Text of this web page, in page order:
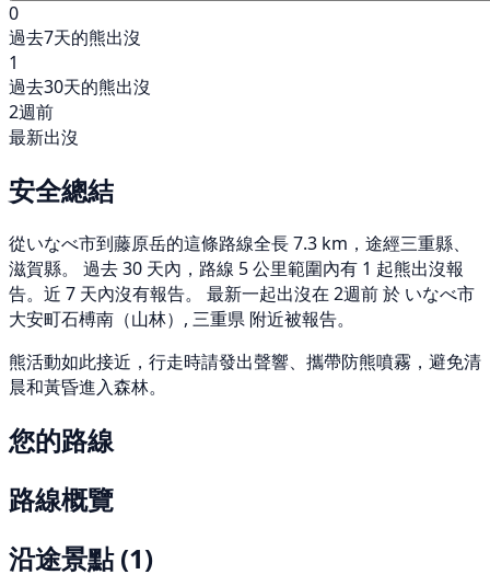
0
過去7天的熊出沒
1
過去30天的熊出沒
2週前
最新出沒
安全總結
從いなべ市到藤原岳的這條路線全長 7.3 km，途經三重縣、
滋賀縣。 過去 30 天內，路線 5 公里範圍內有 1 起熊出沒報
告。近 7 天內沒有報告。 最新一起出沒在 2週前 於 いなべ市
大安町石榑南（山林）, 三重県 附近被報告。
熊活動如此接近，行走時請發出聲響、攜帶防熊噴霧，避免清
晨和黃昏進入森林。
您的路線
路線概覽
沿途景點(1)